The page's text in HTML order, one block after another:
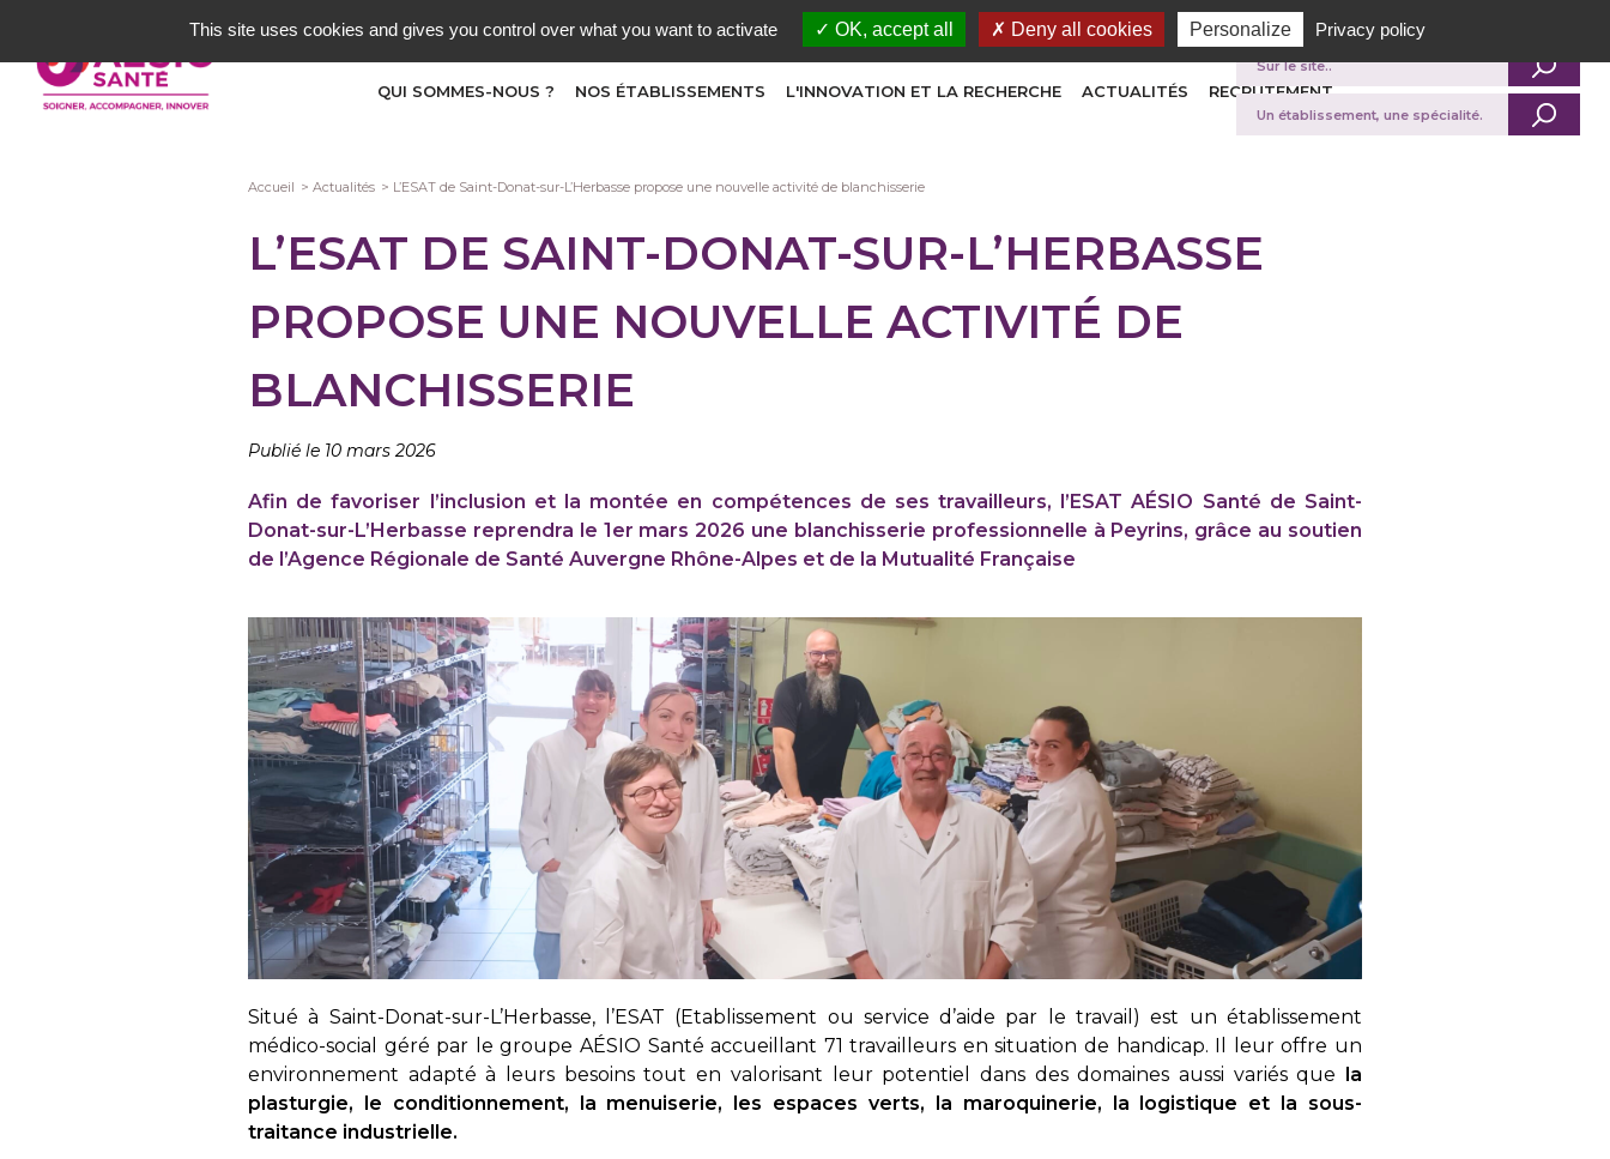
contenu
principal
QUI SOMMES-NOUS ? NOS ÉTABLISSEMENTS L'INNOVATION ET LA RECHERCHE ACTUALITÉS RECRUTEMENT
Je recherche
Fil
d'Ariane
Accueil Actualités L’ESAT de Saint-Donat-sur-L’Herbasse propose une nouvelle activité de blanchisserie
L’ESAT DE SAINT-DONAT-SUR-L’HERBASSE
PROPOSE UNE NOUVELLE ACTIVITÉ DE
BLANCHISSERIE
Publié le 10 mars 2026
Afin de favoriser l’inclusion et la montée en compétences de ses travailleurs, l’ESAT AÉSIO Santé de Saint-
Donat-sur-L’Herbasse reprendra le 1er mars 2026 une blanchisserie professionnelle à Peyrins, grâce au soutien
de l’Agence Régionale de Santé Auvergne Rhône-Alpes et de la Mutualité Française
Situé à Saint-Donat-sur-L’Herbasse, l’ESAT (Etablissement ou service d’aide par le travail) est un établissement
médico-social géré par le groupe AÉSIO Santé accueillant 71 travailleurs en situation de handicap. Il leur offre un
environnement adapté à leurs besoins tout en valorisant leur potentiel dans des domaines aussi variés que la
plasturgie, le conditionnement, la menuiserie, les espaces verts, la maroquinerie, la logistique et la sous-
traitance industrielle.
This site uses cookies and gives you control over what you want to activate OK, accept all Deny all cookies Personalize Privacy policy